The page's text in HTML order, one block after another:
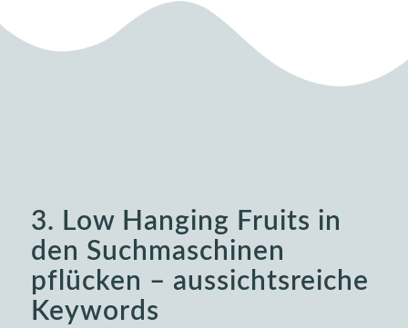
3. Low Hanging Fruits in
den Suchmaschinen
pflücken – aussichtsreiche
Keywords